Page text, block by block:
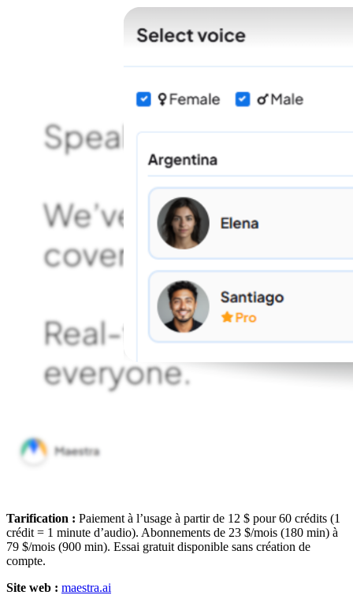
Tarification : Paiement à l’usage à partir de 12 $ pour 60 crédits (1
crédit = 1 minute d’audio). Abonnements de 23 $/mois (180 min) à
79 $/mois (900 min). Essai gratuit disponible sans création de
compte.
Site web : maestra.ai